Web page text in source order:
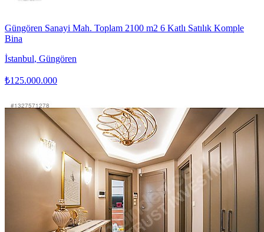
Güngören Sanayi Mah. Toplam 2100 m2 6 Katlı Satılık Komple
Bina
İstanbul, Güngören
₺125.000.000